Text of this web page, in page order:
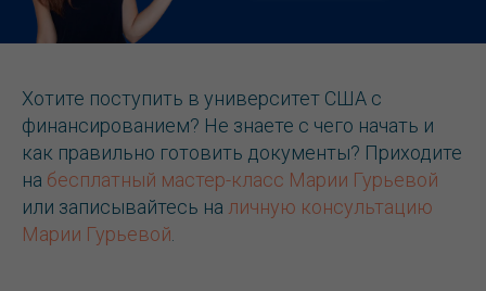
Хотите поступить в университет США с
финансированием? Не знаете с чего начать и
как правильно готовить документы? Приходите
на бесплатный мастер-класс Марии Гурьевой
или записывайтесь на личную консультацию
Марии Гурьевой